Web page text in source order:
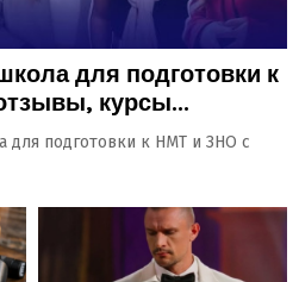
для подготовки к
курсы...
для подготовки к НМТ и ЗНО с